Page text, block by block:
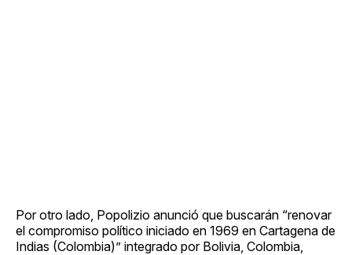
Por otro lado, Popolizio anunció que buscarán “renovar
el compromiso político iniciado en 1969 en Cartagena de
Indias (Colombia)” integrado por Bolivia, Colombia,